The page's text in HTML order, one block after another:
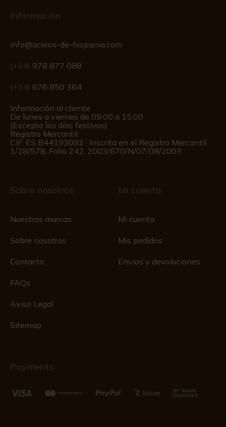
Información
info@aceros-de-hispania.com
(+34) 978 877 088
(+34) 676 850 364
Información al cliente
De lunes a viernes de 09:00 a 15:00
(Excepto los días festivos)
Registro Mercantil
CIF: ES B44193092 · Inscrita en el Registro Mercantil
1/28/578, Folio 242, 2003/670/N/07/08/2003
Sobre nosotros
Nuestras marcas
Sobre nosotros
Contacto
FAQs
Aviso Legal
Sitemap
Mi cuenta
Mi cuenta
Mis pedidos
Envíos y devoluciones
Payments